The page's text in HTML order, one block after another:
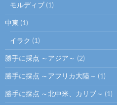
モルディブ (1)
中東 (1)
イラク (1)
勝手に採点 ～アジア～ (2)
勝手に採点 ～アフリカ大陸～ (1)
勝手に採点 ～北中米、カリブ～ (1)